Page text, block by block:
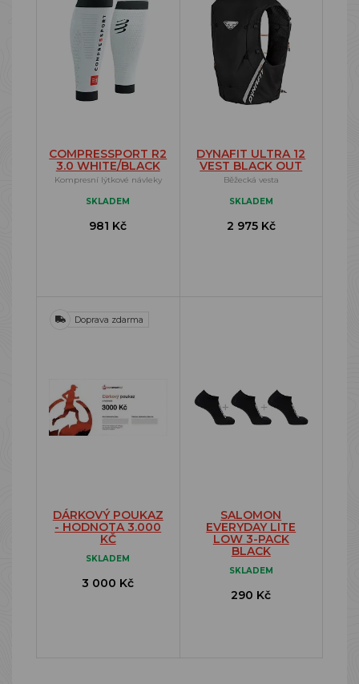
COMPRESSPORT R2
3.0 WHITE/BLACK
Kompresní lýtkové návleky
SKLADEM
981 Kč
DYNAFIT ULTRA 12
VEST BLACK OUT
Běžecká vesta
SKLADEM
2 975 Kč
Doprava zdarma
DÁRKOVÝ POUKAZ
- HODNOTA 3.000
KČ
SKLADEM
3 000 Kč
SALOMON
EVERYDAY LITE
LOW 3-PACK
BLACK
SKLADEM
290 Kč